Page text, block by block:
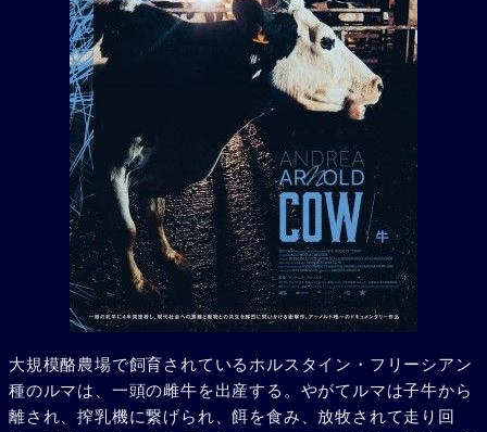
大規模酪農場で飼育されているホルスタイン・フリーシアン
種のルマは、一頭の雌牛を出産する。やがてルマは子牛から
離され、搾乳機に繋げられ、餌を食み、放牧されて走り回